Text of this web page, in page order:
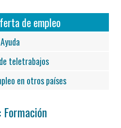
de empleo
Ayuda
teletrabajos
en otros países